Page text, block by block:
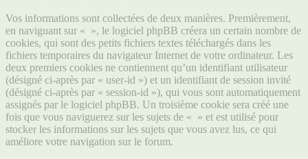
Vos informations sont collectées de deux manières. Premièrement,
en naviguant sur « », le logiciel phpBB créera un certain nombre de
cookies, qui sont des petits fichiers textes téléchargés dans les
fichiers temporaires du navigateur Internet de votre ordinateur. Les
deux premiers cookies ne contiennent qu’un identifiant utilisateur
(désigné ci-après par « user-id ») et un identifiant de session invité
(désigné ci-après par « session-id »), qui vous sont automatiquement
assignés par le logiciel phpBB. Un troisième cookie sera créé une
fois que vous naviguerez sur les sujets de « » et est utilisé pour
stocker les informations sur les sujets que vous avez lus, ce qui
améliore votre navigation sur le forum.